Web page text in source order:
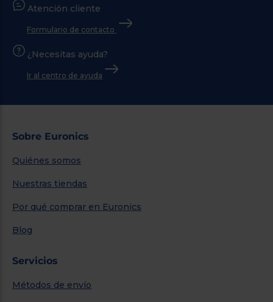
Atención cliente
Formulario de contacto
¿Necesitas ayuda?
Ir al centro de ayuda
Sobre Euronics
Quiénes somos
Nuestras tiendas
Por qué comprar en Euronics
Blog
Servicios
Métodos de envío